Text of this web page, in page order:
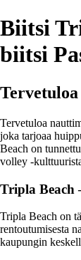
Biitsi
biitsi
Tervetuloa
joka tarjoaa
Beach on
volley -
Tripla Beach
Tripla Beach on
rentoutumisesta
kaupungin